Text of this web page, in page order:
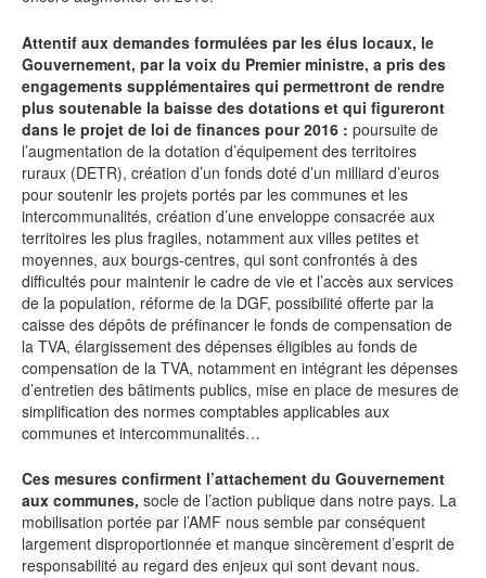
Attentif aux demandes formulées par les élus locaux, le
Gouvernement, par la voix du Premier ministre, a pris des
engagements supplémentaires qui permettront de rendre
plus soutenable la baisse des dotations et qui figureront
dans le projet de loi de finances pour 2016 : poursuite de
l’augmentation de la dotation d’équipement des territoires
ruraux (DETR), création d’un fonds doté d’un milliard d’euros
pour soutenir les projets portés par les communes et les
intercommunalités, création d’une enveloppe consacrée aux
territoires les plus fragiles, notamment aux villes petites et
moyennes, aux bourgs-centres, qui sont confrontés à des
difficultés pour maintenir le cadre de vie et l’accès aux services
de la population, réforme de la DGF, possibilité offerte par la
caisse des dépôts de préfinancer le fonds de compensation de
la TVA, élargissement des dépenses éligibles au fonds de
compensation de la TVA, notamment en intégrant les dépenses
d’entretien des bâtiments publics, mise en place de mesures de
simplification des normes comptables applicables aux
communes et intercommunalités…
Ces mesures confirment l’attachement du Gouvernement
aux communes, socle de l’action publique dans notre pays. La
mobilisation portée par l’AMF nous semble par conséquent
largement disproportionnée et manque sincèrement d’esprit de
responsabilité au regard des enjeux qui sont devant nous.